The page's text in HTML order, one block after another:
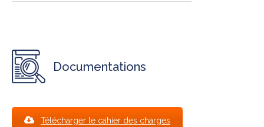
Documentations
Télécharger le cahier des charges